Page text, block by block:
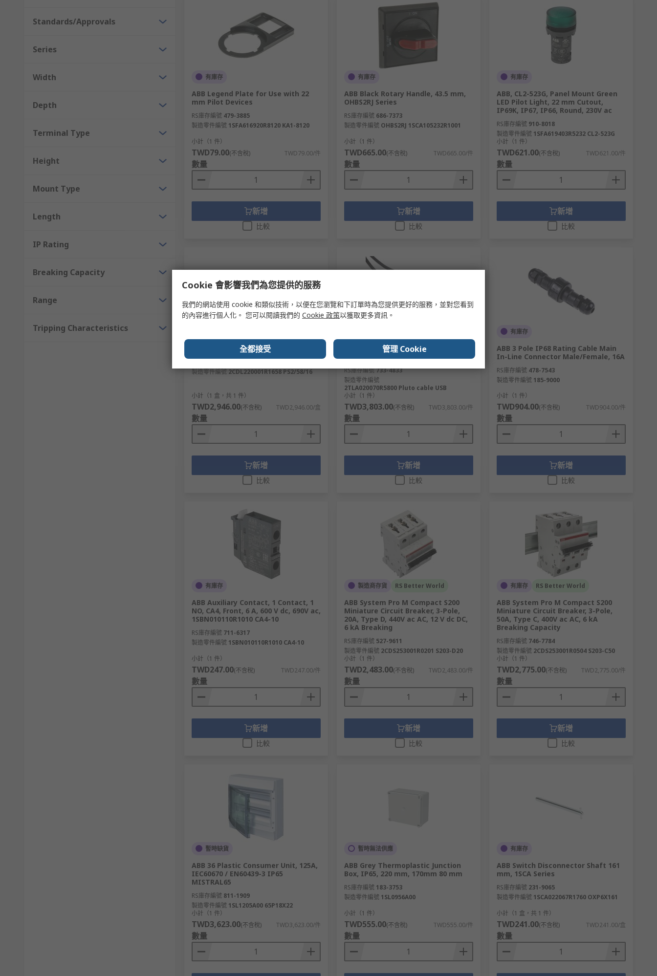
Standards/Approvals
Series
Width
Depth
Terminal Type
Height
Mount Type
Length
IP Rating
Breaking Capacity
Range
Tripping Characteristics
有庫存
ABB Legend Plate for Use with 22
mm Pilot Devices
RS庫存編號 479-3885
製造零件編號 1SFA616920R8120 KA1-8120
小計（1 件）
TWD79.00(不含稅) TWD79.00/件
數量
新增
比較
有庫存
ABB Black Rotary Handle, 43.5 mm,
OHBS2RJ Series
RS庫存編號 686-7373
製造零件編號 OHBS2RJ 1SCA105232R1001
小計（1 件）
TWD665.00(不含稅) TWD665.00/件
數量
新增
比較
有庫存
ABB, CL2-523G, Panel Mount Green
LED Pilot Light, 22 mm Cutout,
IP69K, IP67, IP66, Round, 230V ac
RS庫存編號 910-8018
製造零件編號 1SFA619403R5232 CL2-523G
小計（1 件）
TWD621.00(不含稅) TWD621.00/件
數量
新增
比較
ABB PS2 PS 2 Phase Busbar, 400 V
製造零件編號 2CDL220001R1658 PS2/58/16
小計（1 盒，共 1 件）
TWD2,946.00(不含稅) TWD2,946.00/盒
數量
新增
比較
ABB Pluto USB Series Cable Kit for
RS庫存編號733-4833
製造零件編號
2TLA020070R5800 Pluto cable USB
小計（1 件）
TWD3,803.00(不含稅) TWD3,803.00/件
數量
新增
比較
有庫存
ABB 3 Pole IP68 Rating Cable Main
In-Line Connector Male/Female, 16A
RS庫存編號 478-7543
製造零件編號 185-9000
小計（1 件）
TWD904.00(不含稅) TWD904.00/件
數量
新增
比較
有庫存
ABB Auxiliary Contact, 1 Contact, 1
NO, CA4, Front, 6 A, 600 V dc, 690V ac,
1SBN010110R1010 CA4-10
RS庫存編號 711-6317
製造零件編號 1SBN010110R1010 CA4-10
小計（1 件）
TWD247.00(不含稅) TWD247.00/件
數量
新增
比較
製造商存貨 RS Better World
ABB System Pro M Compact S200
Miniature Circuit Breaker, 3-Pole,
20A, Type D, 440V ac AC, 12 V dc DC,
6 kA Breaking
RS庫存編號 527-9611
製造零件編號 2CDS253001R0201 S203-D20
小計（1 件）
TWD2,483.00(不含稅) TWD2,483.00/件
數量
新增
比較
有庫存 RS Better World
ABB System Pro M Compact S200
Miniature Circuit Breaker, 3-Pole,
50A, Type C, 400V ac AC, 6 kA
Breaking Capacity
RS庫存編號 746-7784
製造零件編號 2CDS253001R0504 S203-C50
小計（1 件）
TWD2,775.00(不含稅) TWD2,775.00/件
數量
新增
比較
暫時缺貨
ABB 36 Plastic Consumer Unit, 125A,
IEC60670 / EN60439-3 IP65
MISTRAL65
RS庫存編號 811-1909
製造零件編號 1SL1205A00 65P18X22
小計（1 件）
TWD3,623.00(不含稅) TWD3,623.00/件
數量
暫時無法供應
ABB Grey Thermoplastic Junction
Box, IP65, 220 mm, 170mm 80 mm
RS庫存編號 183-3753
製造零件編號 1SL0956A00
小計（1 件）
TWD555.00(不含稅) TWD555.00/件
數量
有庫存
ABB Switch Disconnector Shaft 161
mm, 1SCA Series
RS庫存編號 231-9065
製造零件編號 1SCA022067R1760 OXP6X161
小計（1 盒，共 1 件）
TWD241.00(不含稅) TWD241.00/盒
數量
Cookie 會影響我們為您提供的服務
我們的網站使用 cookie 和類似技術，以便在您瀏覽和下訂單時為您提供更好的服務，並對您看到
的內容進行個人化。 您可以閱讀我們的 Cookie 政策以獲取更多資訊。
全都接受 管理 Cookie